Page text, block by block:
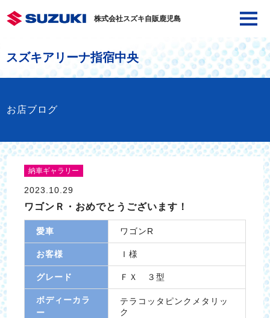
株式会社スズキ自販鹿児島
スズキアリーナ指宿中央
お店ブログ
納車ギャラリー
2023.10.29
ワゴンＲ・おめでとうございます！
愛車 ワゴンR
お客様 Ｉ様
グレード ＦＸ ３型
ボディーカラ
ー
テラコッタピンクメタリッ
ク